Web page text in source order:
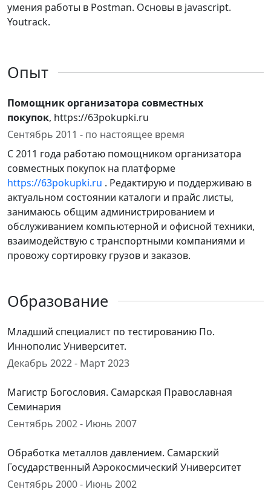
умения работы в Postman. Основы в javascript.
Youtrack.
Опыт
Помощник организатора совместных
покупок, https://63pokupki.ru
Сентябрь 2011 - по настоящее время
С 2011 года работаю помощником организатора
совместных покупок на платформе
https://63pokupki.ru . Редактирую и поддерживаю в
актуальном состоянии каталоги и прайс листы,
занимаюсь общим администрированием и
обслуживанием компьютерной и офисной техники,
взаимодействую с транспортными компаниями и
провожу сортировку грузов и заказов.
Образование
Младший специалист по тестированию По.
Иннополис Университет.
Декабрь 2022 - Март 2023
Магистр Богословия. Самарская Православная
Семинария
Сентябрь 2002 - Июнь 2007
Обработка металлов давлением. Самарский
Государственный Аэрокосмический Университет
Сентябрь 2000 - Июнь 2002